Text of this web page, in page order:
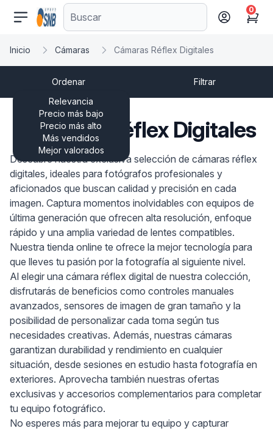
comercioseguro.es
Cart
0
Inicio Cámaras Cámaras Réflex Digitales
Ordenar
Relevancia
Precio más bajo
Precio más alto
Más vendidos
Mejor valorados
Filtrar
Cámaras Réflex Digitales
Descubre nuestra exclusiva selección de cámaras réflex
digitales, ideales para fotógrafos profesionales y
aficionados que buscan calidad y precisión en cada
imagen. Captura momentos inolvidables con equipos de
última generación que ofrecen alta resolución, enfoque
rápido y una amplia variedad de lentes compatibles.
Nuestra tienda online te ofrece la mejor tecnología para
que lleves tu pasión por la fotografía al siguiente nivel.
Al elegir una cámara réflex digital de nuestra colección,
disfrutarás de beneficios como controles manuales
avanzados, sensores de imagen de gran tamaño y la
posibilidad de personalizar cada toma según tus
necesidades creativas. Además, nuestras cámaras
garantizan durabilidad y rendimiento en cualquier
situación, desde sesiones en estudio hasta fotografía en
exteriores. Aprovecha también nuestras ofertas
exclusivas y accesorios complementarios para completar
tu equipo fotográfico.
No esperes más para mejorar tu equipo y capturar